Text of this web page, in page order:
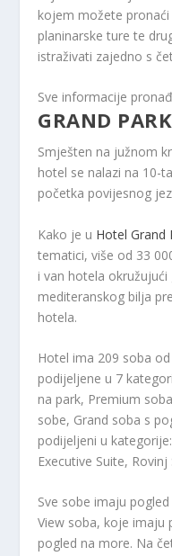
kojem možete
planinarske ture te
istraživati ​​zajedno s
Sve informacije
GRAND
Smješten na južnom
hotel se nalazi na 10-
početka povijesnog
Kako je u Hotel Grand
tematici, više od 33
i van hotela
mediteranskog bilja
hotela.
Hotel ima 209 soba
podijeljene u 7
na park, Premium
sobe, Grand soba s
podijeljeni u
Executive Suite,
Sve sobe imaju
View soba, koje imaju
pogled na more. Na